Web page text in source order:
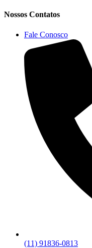
Nossos Contatos
Fale Conosco
(11) 91836-0813